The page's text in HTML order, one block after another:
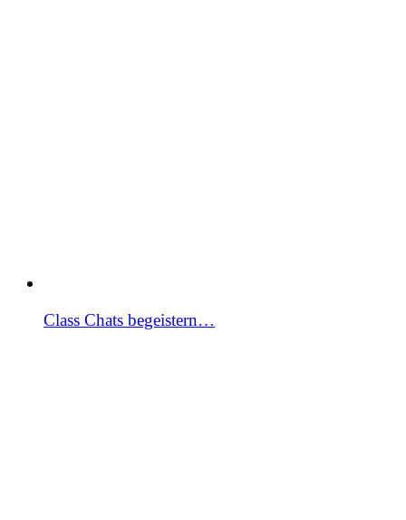
Class Chats begeistern…